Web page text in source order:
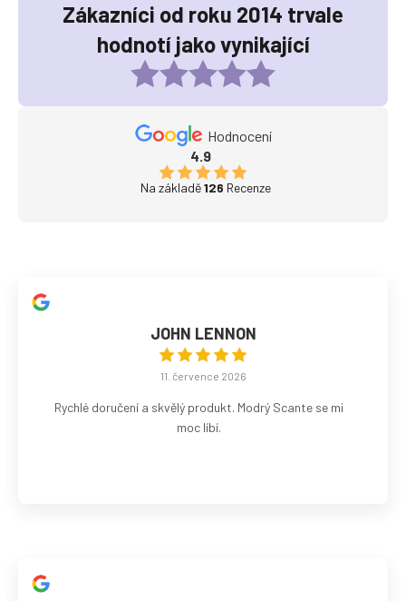
Zákazníci od roku 2014 trvale
hodnotí jako vynikající
Hodnocení
4.9
Na základě126 Recenze
JOHN LENNON
11. července 2026
Rychlé doručení a skvělý produkt. Modrý Scante se mi
moc líbí.